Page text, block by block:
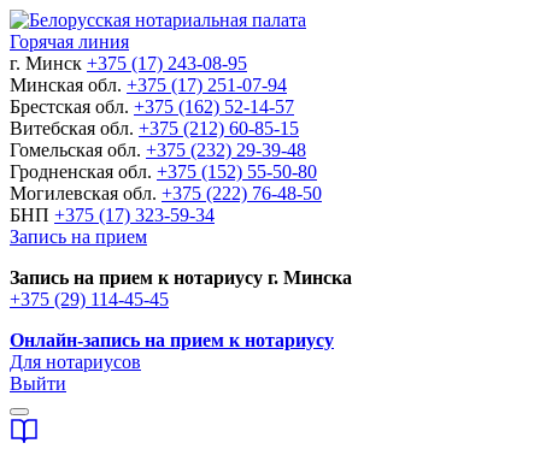
Горячая линия
г. Минск +375 (17) 243-08-95
Минская обл. +375 (17) 251-07-94
Брестская обл. +375 (162) 52-14-57
Витебская обл. +375 (212) 60-85-15
Гомельская обл. +375 (232) 29-39-48
Гродненская обл. +375 (152) 55-50-80
Могилевская обл. +375 (222) 76-48-50
БНП +375 (17) 323-59-34
Запись на прием
Запись на прием к нотариусу г. Минска
+375 (29) 114-45-45
Онлайн-запись на прием к нотариусу
Для нотариусов
Выйти